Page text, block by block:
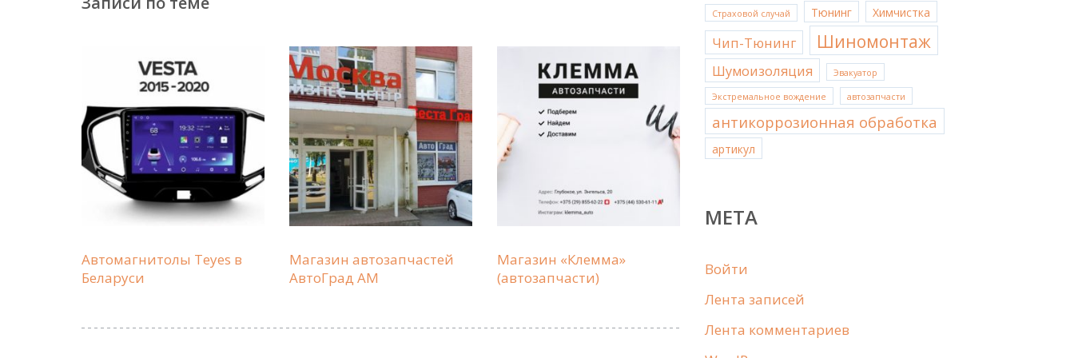
Автомагнитолы Teyes в
Беларуси
Магазин автозапчастей
АвтоГрад АМ
Магазин «Клемма»
(автозапчасти)
Страховой случай Тюнинг Химчистка
Чип-Тюнинг Шиномонтаж
Шумоизоляция Эвакуатор
Экстремальное вождение автозапчасти
антикоррозионная обработка
артикул
МЕТА
Войти
Лента записей
Лента комментариев